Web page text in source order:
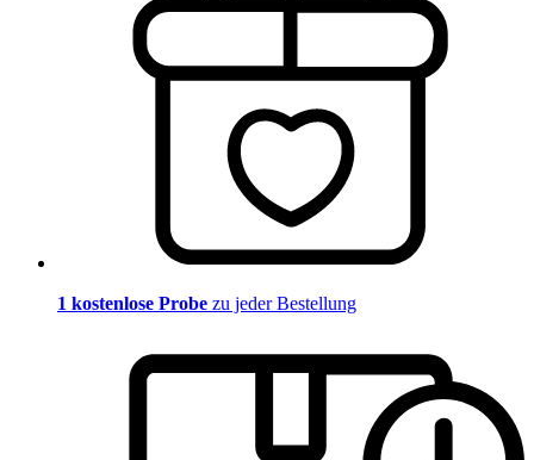
1 kostenlose Probe zu jeder Bestellung